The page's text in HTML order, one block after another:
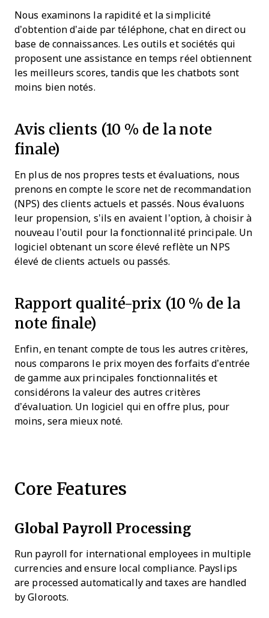
Nous examinons la rapidité et la simplicité
d’obtention d’aide par téléphone, chat en direct ou
base de connaissances. Les outils et sociétés qui
proposent une assistance en temps réel obtiennent
les meilleurs scores, tandis que les chatbots sont
moins bien notés.
Avis clients (10 % de la note
finale)
En plus de nos propres tests et évaluations, nous
prenons en compte le score net de recommandation
(NPS) des clients actuels et passés. Nous évaluons
leur propension, s’ils en avaient l’option, à choisir à
nouveau l’outil pour la fonctionnalité principale. Un
logiciel obtenant un score élevé reflète un NPS
élevé de clients actuels ou passés.
Rapport qualité-prix (10 % de la
note finale)
Enfin, en tenant compte de tous les autres critères,
nous comparons le prix moyen des forfaits d’entrée
de gamme aux principales fonctionnalités et
considérons la valeur des autres critères
d’évaluation. Un logiciel qui en offre plus, pour
moins, sera mieux noté.
Core Features
Global Payroll Processing
Run payroll for international employees in multiple
currencies and ensure local compliance. Payslips
are processed automatically and taxes are handled
by Gloroots.